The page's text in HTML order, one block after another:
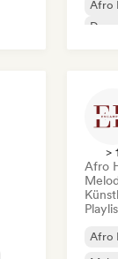
Afro
Dance
>
Afro
Afro